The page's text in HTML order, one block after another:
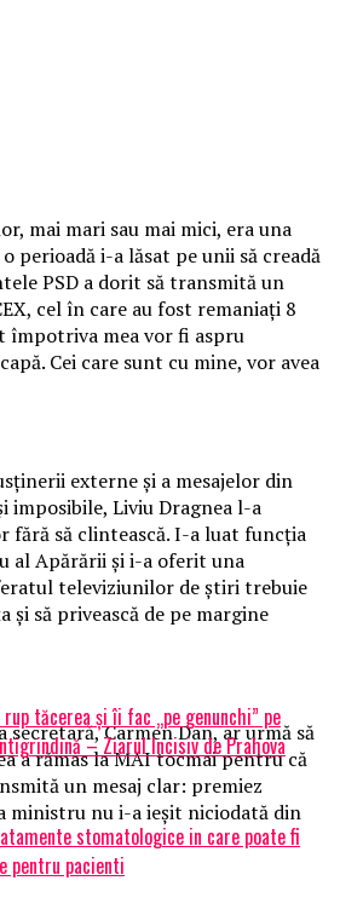
mai mari sau mai mici, era una
perioadă i-a lăsat pe unii să creadă
PSD a dorit să transmită un
cel în care au fost remaniaţi 8
împotriva mea vor fi aspru
Cei care sunt cu mine, vor avea
externe şi a mesajelor din
imposibile, Liviu Dragnea l-a
fără să clintească. I-a luat funcţia
al Apărării şi i-a oferit una
televiziunilor de ştiri trebuie
şi să privească de pe margine
secretară, Carmen Dan, ar urmă să
a rămas la MAI tocmai pentru că
un mesaj clar: premiez
ministru nu i-a ieşit niciodată din
tăcerea și îi fac „pe genunchi” pe
– Ziarul Incisiv de Prahova
stomatologice in care poate fi
pentru pacienti